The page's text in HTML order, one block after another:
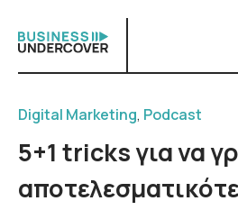
content
Digital Marketing, Podcast
5+1 tricks για να